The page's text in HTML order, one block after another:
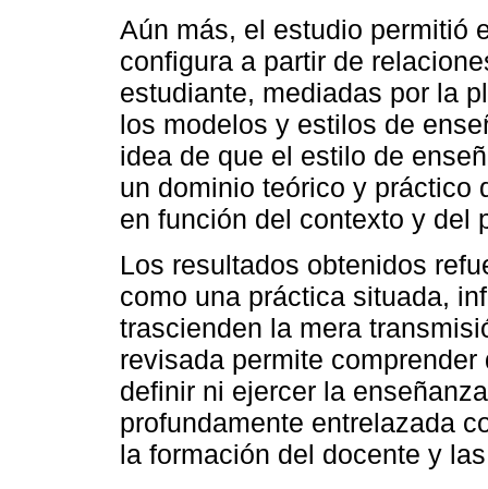
Aún más, el estudio permitió
configura a partir de
estudiante, mediadas por la
los modelos y estilos de
idea de que el estilo de
un dominio teórico y práctico
en función del contexto y del
Los resultados obtenidos
como una práctica situada,
trascienden la mera
revisada permite
definir ni ejercer la
profundamente entrelazada
la formación del docente y